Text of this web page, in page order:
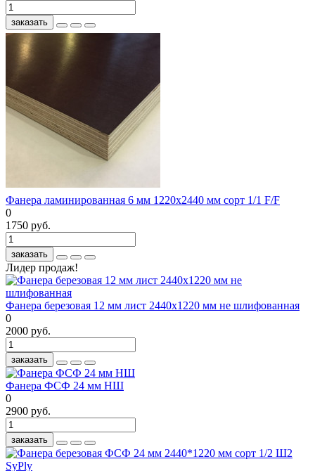
заказать
Фанера ламинированная 6 мм 1220х2440 мм сорт 1/1 F/F
0
1750 руб.
заказать
Лидер продаж!
Фанера березовая 12 мм лист 2440х1220 мм не шлифованная
0
2000 руб.
заказать
Фанера ФСФ 24 мм НШ
0
2900 руб.
заказать